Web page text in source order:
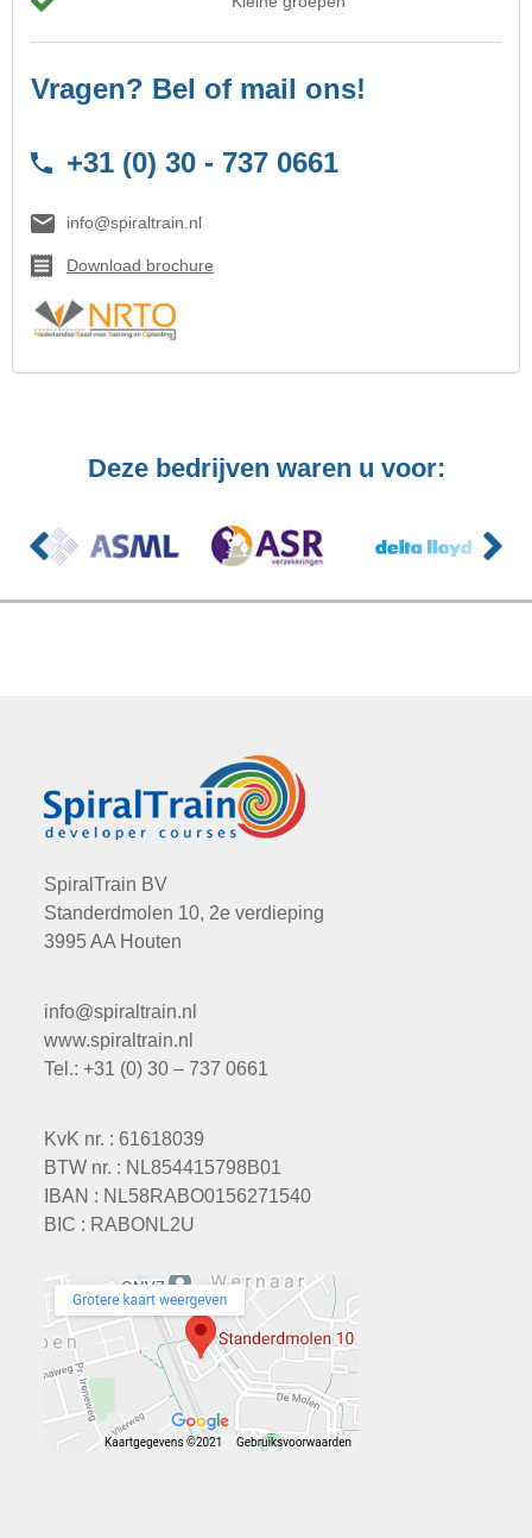
Vragen? Bel of mail ons!
+31 (0) 30 - 737 0661
info@spiraltrain.nl
Download brochure
Deze bedrijven waren u voor:
SpiralTrain BV
Standerdmolen 10, 2e verdieping
3995 AA Houten
info@spiraltrain.nl
www.spiraltrain.nl
Tel.: +31 (0) 30 – 737 0661
KvK nr. : 61618039
BTW nr. : NL854415798B01
IBAN : NL58RABO0156271540
BIC : RABONL2U